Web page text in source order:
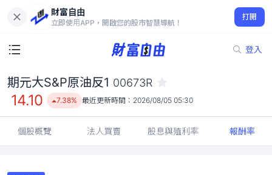
財富自由
立即使用APP，開啟您的股市智慧導航！
打開
登入
期元大S&P原油反1 00673R
14.10
7.38%
期元大S&P原油反1 00673R
14.10 7.38% 最近更新時間： 2026/08/05 05:30
個股概覽 法人買賣 股息與殖利率 報酬率